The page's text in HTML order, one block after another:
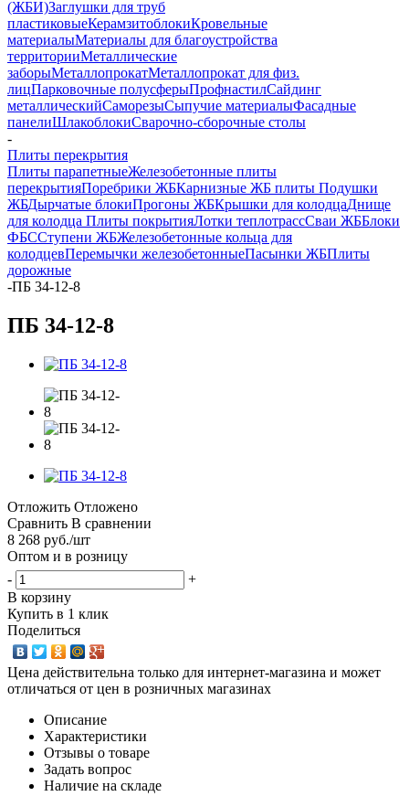
(ЖБИ)Заглушки для труб
пластиковыеКерамзитоблокиКровельные
материалыМатериалы для благоустройства
территорииМеталлические
заборыМеталлопрокатМеталлопрокат для физ.
лицПарковочные полусферыПрофнастилСайдинг
металлическийСаморезыСыпучие материалыФасадные
панелиШлакоблокиСварочно-сборочные столы
-
Плиты перекрытия
Плиты парапетныеЖелезобетонные плиты
перекрытияПоребрики ЖБКарнизные ЖБ плиты Подушки
ЖБДырчатые блокиПрогоны ЖБКрышки для колодцаДнище
для колодца Плиты покрытияЛотки теплотрассСваи ЖББлоки
ФБССтупени ЖБЖелезобетонные кольца для
колодцевПеремычки железобетонныеПасынки ЖБПлиты
дорожные
-ПБ 34-12-8
ПБ 34-12-8
Отложить Отложено
Сравнить В сравнении
8 268 руб./шт
Оптом и в розницу
-
+
В корзину
Купить в 1 клик
Поделиться
Цена действительна только для интернет-магазина и может
отличаться от цен в розничных магазинах
Описание
Характеристики
Отзывы о товаре
Задать вопрос
Наличие на складе